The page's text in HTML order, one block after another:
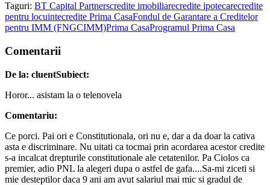
Taguri: BT Capital Partnerscredite imobiliarecredite ipotecarecredite
pentru locuintecredite Prima CasaFondul de Garantare a Creditelor
pentru IMM (FNGCIMM)Prima CasaProgramul Prima Casa
Comentarii
De la: cluentSubiect:
Horor... asistam la o telenovela
Comentariu:
Ce porci. Pai ori e Constitutionala, ori nu e, dar a da doar la cativa
asta e discriminare. Nu uitati ca tocmai prin acordarea acestor credite
s-a incalcat drepturile constitutionale ale cetatenilor. Pa Ciolos ca
premier, adio PNL la alegeri dupa o astfel de gafa....Sa-mi ziceti si
mie desteptilor daca 9 ani am avut salariul mai mic si gradul de